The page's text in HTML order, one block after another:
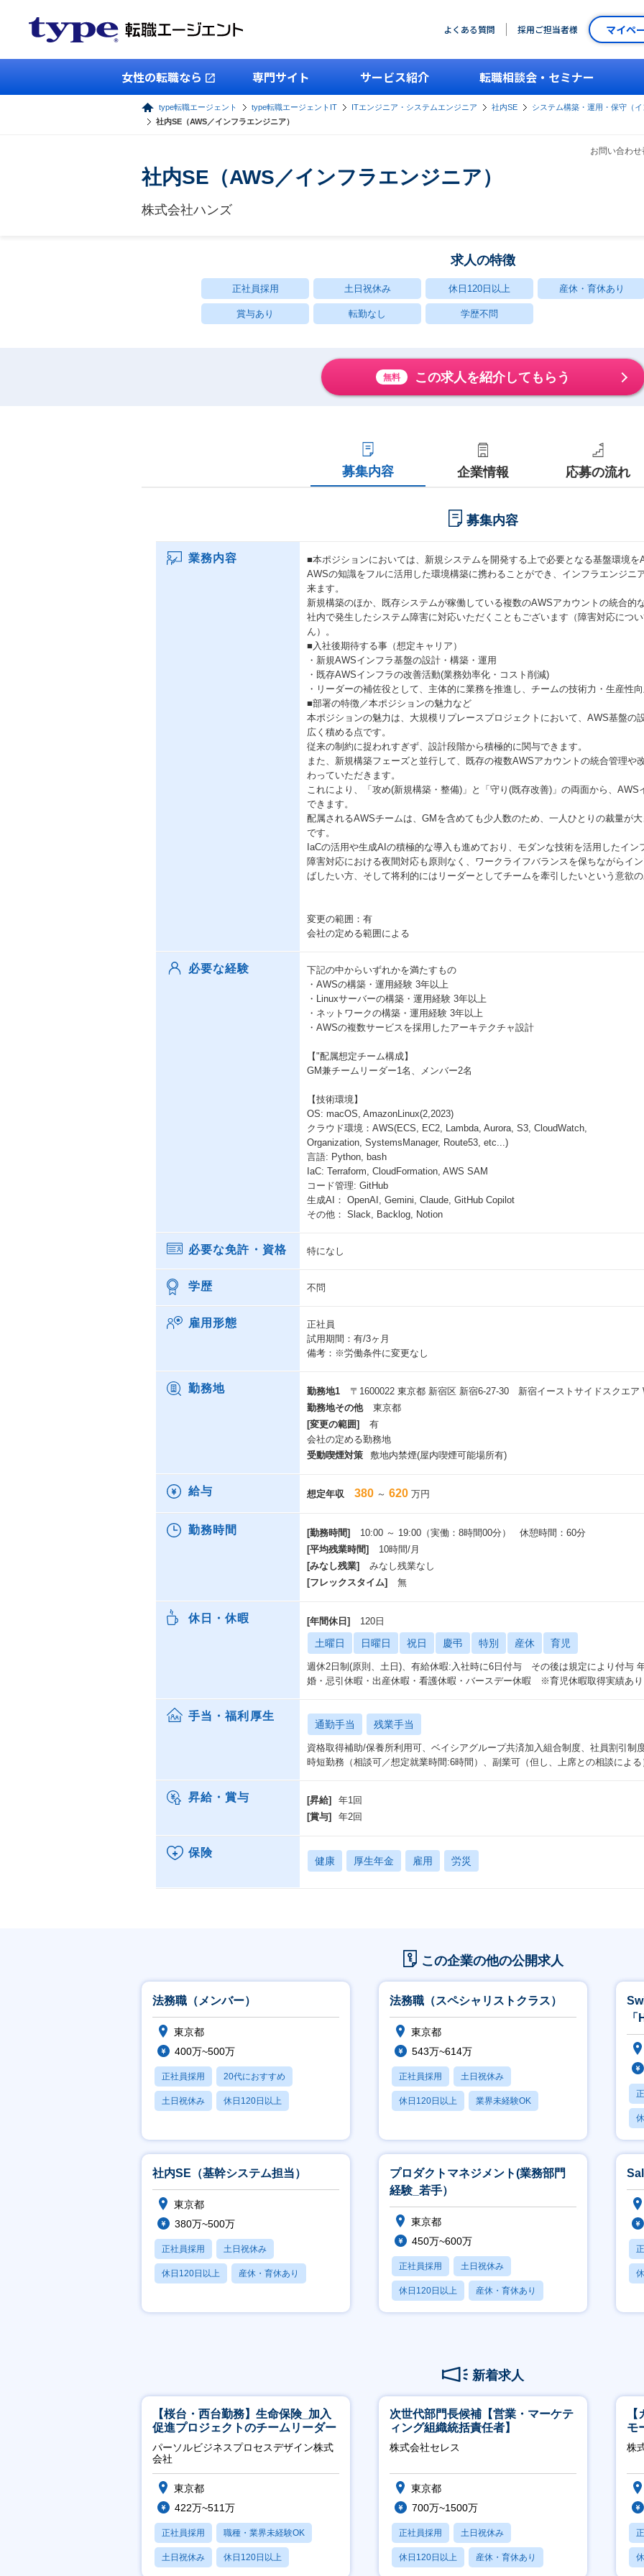
よくある質問 採用ご担当者様 マイペ
女性の転職なら 専門サイト サービス紹介 転職相談会・セミナー
type転職エージェント type転職エージェントIT ITエンジニア・システムエンジニア 社内SE
システム構築・運用・保守（イ
社内SE（AWS／インフラエンジニア）
お問い合わ
社内SE（AWS／インフラエンジニア）
株式会社ハンズ
求人の特徴
正社員採用 土日祝休み 休日120日以上 産休・育休あり
賞与あり 転勤なし 学歴不問
無料 この求人を紹介してもらう
募集内容 企業情報 応募の流れ
募集内容
業務内容
■本ポジションにおいては、新規システムを開発する上で必要となる基盤環境を
AWSの知識をフルに活用した環境構築に携わることができ、インフラエンジニ
来ます。
新規構築のほか、既存システムが稼働している複数のAWSアカウントの統合的
社内で発生したシステム障害に対応いただくこともございます（障害対応につ
ん）。
■入社後期待する事（想定キャリア）
・新規AWSインフラ基盤の設計・構築・運用
・既存AWSインフラの改善活動(業務効率化・コスト削減)
・リーダーの補佐役として、主体的に業務を推進し、チームの技術力・生産性
■部署の特徴／本ポジションの魅力など
本ポジションの魅力は、大規模リプレースプロジェクトにおいて、AWS基盤の
広く積める点です。
従来の制約に捉われすぎず、設計段階から積極的に関与できます。
また、新規構築フェーズと並行して、既存の複数AWSアカウントの統合管理や
わっていただきます。
これにより、「攻め(新規構築・整備)」と「守り(既存改善)」の両面から、
できます。
配属されるAWSチームは、GMを含めても少人数のため、一人ひとりの裁量が
です。
IaCの活用や生成AIの積極的な導入も進めており、モダンな技術を活用したイン
障害対応における夜間対応も原則なく、ワークライフバランスを保ちながらイ
ばしたい方、そして将利的にはリーダーとしてチームを牽引したいという意欲
変更の範囲：有
会社の定める範囲による
必要な経験
下記の中からいずれかを満たすもの
・AWSの構築・運用経験 3年以上
・Linuxサーバーの構築・運用経験 3年以上
・ネットワークの構築・運用経験 3年以上
・AWSの複数サービスを採用したアーキテクチャ設計
【"配属想定チーム構成】
GM兼チームリーダー1名、メンバー2名
【技術環境】
OS: macOS, AmazonLinux(2,2023)
クラウド環境：AWS(ECS, EC2, Lambda, Aurora, S3, CloudWatch,
Organization, SystemsManager, Route53, etc...)
言語: Python, bash
IaC: Terraform, CloudFormation, AWS SAM
コード管理: GitHub
生成AI： OpenAI, Gemini, Claude, GitHub Copilot
その他： Slack, Backlog, Notion
必要な免許・資格 特になし
学歴 不問
雇用形態
正社員
試用期間：有/3ヶ月
備考：※労働条件に変更なし
勤務地 勤務地1
〒1600022 東京都 新宿区 新宿6-27-30 新宿イーストサイドスクエア
勤務地その他
東京都
[変更の範囲]
有
会社の定める勤務地
受動喫煙対策
敷地内禁煙(屋内喫煙可能場所有)
給与 想定年収 380 ～ 620 万円
勤務時間 [勤務時間]
10:00 ～ 19:00（実働：8時間00分） 休憩時間：60分
[平均残業時間]
10時間/月
[みなし残業]
みなし残業なし
[フレックスタイム]
無
休日・休暇 [年間休日] 120日
土曜日 日曜日 祝日 慶弔 特別 産休 育児
週休2日制(原則、土日)、有給休暇:入社時に6日付与 その後は規定により付与
婚・忌引休暇・出産休暇・看護休暇・バースデー休暇 ※育児休暇取得実績あり
手当・福利厚生
通勤手当 残業手当
資格取得補助/保養所利用可、ベイシアグループ共済加入組合制度、社員割引制
時短勤務（相談可／想定就業時間:6時間）、副業可（但し、上席との相談による
昇給・賞与 [昇給]
年1回
[賞与]
年2回
保険
健康 厚生年金 雇用 労災
この企業の他の公開求人
法務職（メンバー）
東京都
400万~500万
正社員採用 20代におすすめ
土日祝休み 休日120日以上
法務職（スペシャリストクラス）
東京都
543万~614万
正社員採用 土日祝休み
休日120日以上 業界未経験OK
社内SE（基幹システム担当）
東京都
380万~500万
正社員採用 土日祝休み
休日120日以上 産休・育休あり
プロダクトマネジメント(業務部門
経験_若手）
東京都
450万~600万
正社員採用 土日祝休み
休日120日以上 産休・育休あり
月残業20時間以内
新着求人
【桜台・西台勤務】生命保険_加入
促進プロジェクトのチームリーダー
パーソルビジネスプロセスデザイン株式
会社
東京都
422万~511万
正社員採用 職種・業界未経験OK
土日祝休み 休日120日以上
次世代部門長候補【営業・マーケテ
ィング組織統括責任者】
株式会社セレス
東京都
700万~1500万
正社員採用 土日祝休み
休日120日以上 産休・育休あり
モ
万
株